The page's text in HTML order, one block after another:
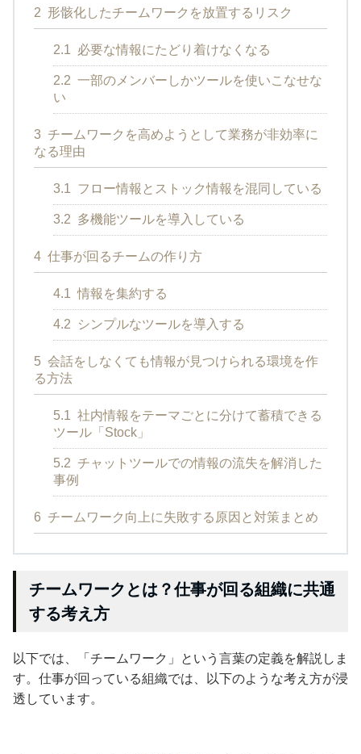
2 形骸化したチームワークを放置するリスク
2.1 必要な情報にたどり着けなくなる
2.2 一部のメンバーしかツールを使いこなせな
い
3 チームワークを高めようとして業務が非効率に
なる理由
3.1 フロー情報とストック情報を混同している
3.2 多機能ツールを導入している
4 仕事が回るチームの作り方
4.1 情報を集約する
4.2 シンプルなツールを導入する
5 会話をしなくても情報が見つけられる環境を作
る方法
5.1 社内情報をテーマごとに分けて蓄積できる
ツール「Stock」
5.2 チャットツールでの情報の流失を解消した
事例
6 チームワーク向上に失敗する原因と対策まとめ
チームワークとは？仕事が回る組織に共通
する考え方
以下では、「チームワーク」という言葉の定義を解説しま
す。仕事が回っている組織では、以下のような考え方が浸
透しています。